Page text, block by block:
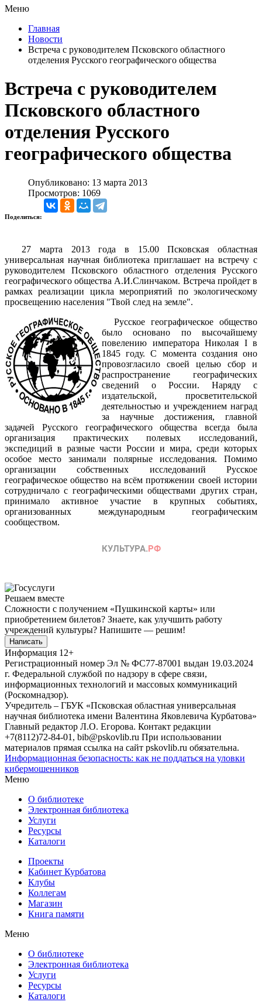
Меню
Главная
Новости
Встреча с руководителем Псковского областного
отделения Русского географического общества
Встреча с руководителем
Псковского областного
отделения Русского
географического общества
Опубликовано: 13 марта 2013
Просмотров: 1069
Поделиться:
27 марта 2013 года в 15.00 Псковская областная
универсальная научная библиотека приглашает на встречу с
руководителем Псковского областного отделения Русского
географического общества А.И.Слинчаком. Встреча пройдет в
рамках реализации цикла мероприятий по экологическому
просвещению населения "Твой след на земле".
Русское географическое общество
было основано по высочайшему
повелению императора Николая I в
1845 году. С момента создания оно
провозгласило своей целью сбор и
распространение географических
сведений о России. Наряду с
издательской, просветительской
деятельностью и учреждением наград
за научные достижения, главной
задачей Русского географического общества всегда была
организация практических полевых исследований,
экспедиций в разные части России и мира, среди которых
особое место занимали полярные исследования. Помимо
организации собственных исследований Русское
географическое общество на всём протяжении своей истории
сотрудничало с географическими обществами других стран,
принимало активное участие в крупных событиях,
организованных международным географическим
сообществом.
Решаем вместе
Сложности с получением «Пушкинской карты» или
приобретением билетов? Знаете, как улучшить работу
учреждений культуры? Напишите — решим!
Написать
Информация 12+
Регистрационный номер Эл № ФС77-87001 выдан 19.03.2024
г. Федеральной службой по надзору в сфере связи,
информационных технологий и массовых коммуникаций
(Роскомнадзор).
Учредитель – ГБУК «Псковская областная универсальная
научная библиотека имени Валентина Яковлевича Курбатова»
Главный редактор Л.О. Егорова. Контакт редакции
+7(8112)72-84-01, bib@pskovlib.ru При использовании
материалов прямая ссылка на сайт pskovlib.ru обязательна.
Информационная безопасность: как не поддаться на уловки
кибермошенников
Меню
О библиотеке
Электронная библиотека
Услуги
Ресурсы
Каталоги
Проекты
Кабинет Курбатова
Клубы
Коллегам
Магазин
Книга памяти
Меню
О библиотеке
Электронная библиотека
Услуги
Ресурсы
Каталоги